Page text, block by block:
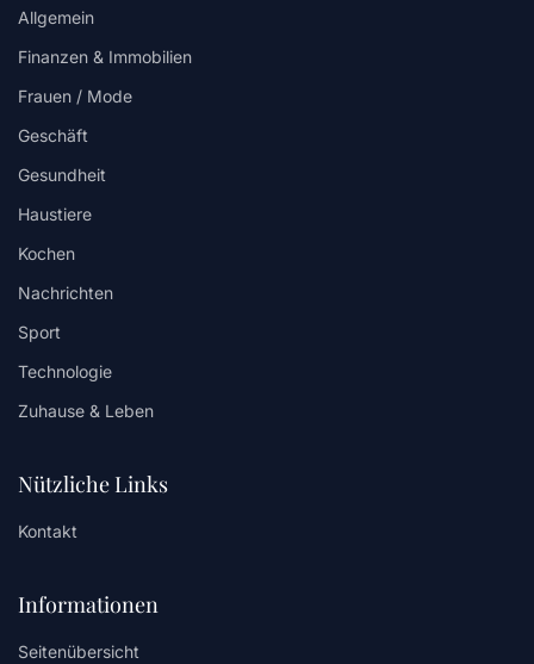
Allgemein
Finanzen & Immobilien
Frauen / Mode
Geschäft
Gesundheit
Haustiere
Kochen
Nachrichten
Sport
Technologie
Zuhause & Leben
Nützliche Links
Kontakt
Informationen
Seitenübersicht